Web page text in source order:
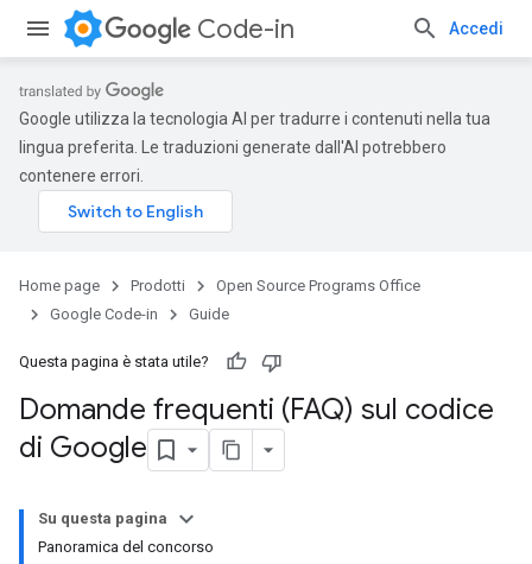
Code-in Accedi
Google utilizza la tecnologia AI per tradurre i contenuti nella tua
lingua preferita. Le traduzioni generate dall'AI potrebbero
contenere errori.
Home page Prodotti
Open Source Programs Office
Google Code-in
Guide
Questa pagina è stata utile?
Domande frequenti (FAQ) sul codice
di Google
Su questa pagina
Panoramica del concorso